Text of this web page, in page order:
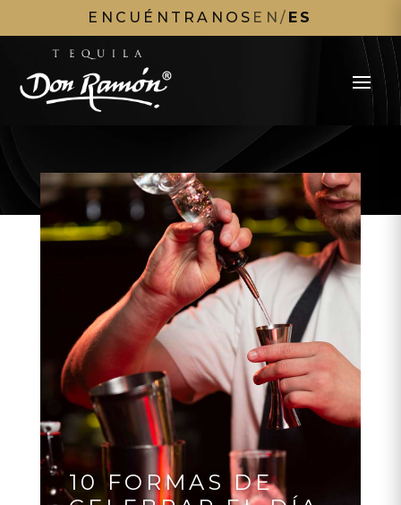
ENCUÉNTRANOS EN / ES
10 FORMAS DE